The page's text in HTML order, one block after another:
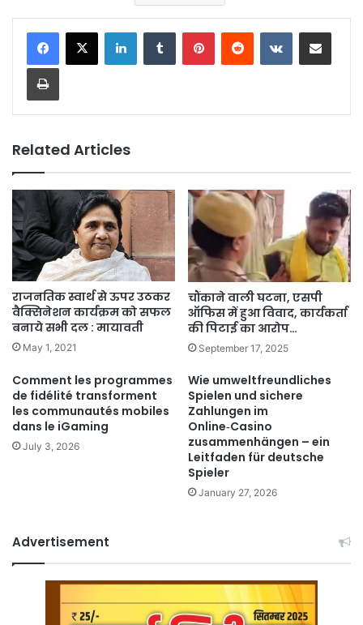
LinkedInTumblr PinterestReddit VKontakteShare via Email
Print
Related Articles
राजनतिक स्वार्थ से ऊपर उठकर
वैक्सिनेशन कार्यक्रम को सफल
बनाये सभी दल : मायावती
May 1, 2021
चौंकाने वाली घटना, एसपी
ऑफिस में हुआ विवाद, कार्यकर्ता
की पिटाई का आरोप…
September 17, 2025
Comment les programmes
de fidélité transforment
les communautés mobiles
dans le iGaming
July 3, 2026
Wie umweltfreundliches
Spielen und sichere
Zahlungen im
Online‑Casino
zusammenhängen – ein
Leitfaden für deutsche
Spieler
January 27, 2026
Advertisement